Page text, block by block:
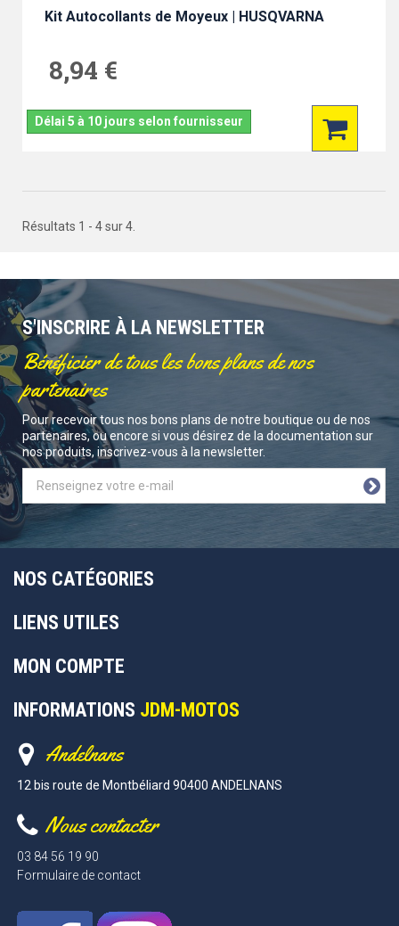
Kit Autocollants de Moyeux | HUSQVARNA
8,94 €
Délai 5 à 10 jours selon fournisseur
Résultats 1 - 4 sur 4.
S'INSCRIRE À LA NEWSLETTER
Bénéficier de tous les bons plans de nos
partenaires
Pour recevoir tous nos bons plans de notre boutique ou de nos
partenaires, ou encore si vous désirez de la documentation sur
nos produits, inscrivez-vous à la newsletter.
NOS CATÉGORIES
LIENS UTILES
MON COMPTE
INFORMATIONS JDM-MOTOS
Andelnans
12 bis route de Montbéliard 90400 ANDELNANS
Nous contacter
03 84 56 19 90
Formulaire de contact